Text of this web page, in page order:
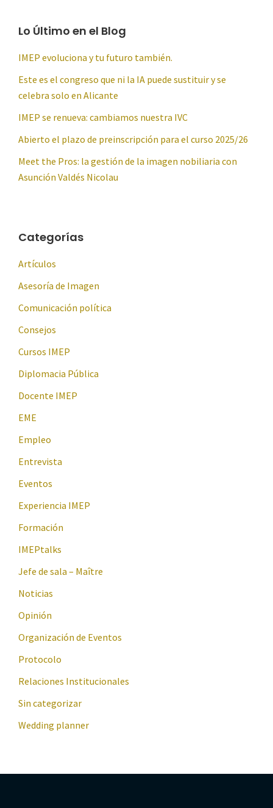
Lo Último en el Blog
IMEP evoluciona y tu futuro también.
Este es el congreso que ni la IA puede sustituir y se
celebra solo en Alicante
IMEP se renueva: cambiamos nuestra IVC
Abierto el plazo de preinscripción para el curso 2025/26
Meet the Pros: la gestión de la imagen nobiliaria con
Asunción Valdés Nicolau
Categorías
Artículos
Asesoría de Imagen
Comunicación política
Consejos
Cursos IMEP
Diplomacia Pública
Docente IMEP
EME
Empleo
Entrevista
Eventos
Experiencia IMEP
Formación
IMEPtalks
Jefe de sala – Maître
Noticias
Opinión
Organización de Eventos
Protocolo
Relaciones Institucionales
Sin categorizar
Wedding planner